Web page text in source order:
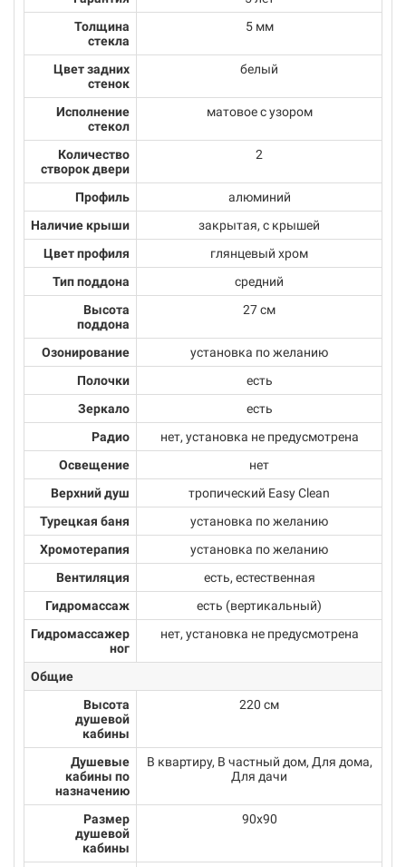
Толщина
стекла
5 мм
Цвет задних
стенок
белый
Исполнение
стекол
матовое с узором
Количество
створок двери
2
Профиль
алюминий
Наличие крыши
закрытая, с крышей
Цвет профиля
глянцевый хром
Тип поддона
средний
Высота
поддона
27 см
Озонирование
установка по желанию
Полочки
есть
Зеркало
есть
Радио
нет, установка не предусмотрена
Освещение
нет
Верхний душ
тропический Easy Clean
Турецкая баня
установка по желанию
Хромотерапия
установка по желанию
Вентиляция
есть, естественная
Гидромассаж
есть (вертикальный)
Гидромассажер
ног
нет, установка не предусмотрена
Общие
Высота
душевой
кабины
220 см
Душевые
кабины по
назначению
В квартиру, В частный дом, Для дома,
Для дачи
Размер
душевой
кабины
90х90